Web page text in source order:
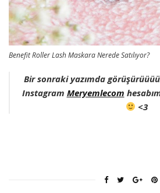
Benefit Roller Lash Maskara Nerede Satılıyor?
Bir sonraki yazımda
Instagram Meryemlecom
<3